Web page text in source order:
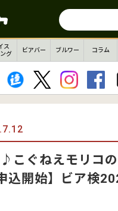
ス
グ
ビアバー ブルワー コラム
ぐねえモリコの
込開始】ビア検